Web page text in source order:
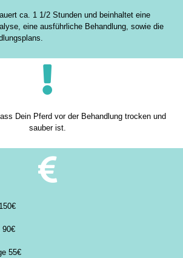
ca. 1 1/2 Stunden und beinhaltet eine
eine ausführliche Behandlung, sowie die
Dein Pferd vor der Behandlung trocken und
sauber ist.
90€
55€